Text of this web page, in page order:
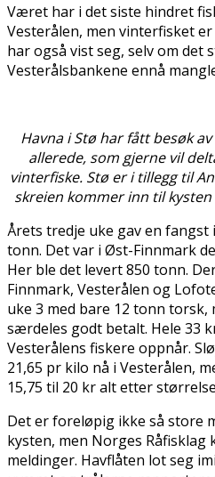
Været har i det siste hindret
Vesterålen, men vinterfisket
har også vist seg, selv om det
Vesterålsbankene ennå
Havna i Stø har fått besøk
allerede, som gjerne vil
vinterfiske. Stø er i tillegg til
skreien kommer inn til
Årets tredje uke gav en fangst
tonn. Det var i Øst-Finnmark
Her ble det levert 850 tonn.
Finnmark, Vesterålen og
uke 3 med bare 12 tonn
særdeles godt betalt. Hele 33
Vesterålens fiskere oppnår.
21,65 pr kilo nå i Vesterålen,
15,75 til 20 kr alt etter
Det er foreløpig ikke så store
kysten, men Norges
meldinger. Havflåten lot seg